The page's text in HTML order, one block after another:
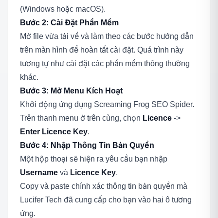
(Windows hoặc macOS).
Bước 2: Cài Đặt Phần Mềm
Mở file vừa tải về và làm theo các bước hướng dẫn
trên màn hình để hoàn tất cài đặt. Quá trình này
tương tự như cài đặt các phần mềm thông thường
khác.
Bước 3: Mở Menu Kích Hoạt
Khởi động ứng dụng Screaming Frog SEO Spider.
Trên thanh menu ở trên cùng, chọn Licence ->
Enter Licence Key.
Bước 4: Nhập Thông Tin Bản Quyền
Một hộp thoại sẽ hiện ra yêu cầu bạn nhập
Username và Licence Key.
Copy và paste chính xác thông tin bản quyền mà
Lucifer Tech đã cung cấp cho bạn vào hai ô tương
ứng.